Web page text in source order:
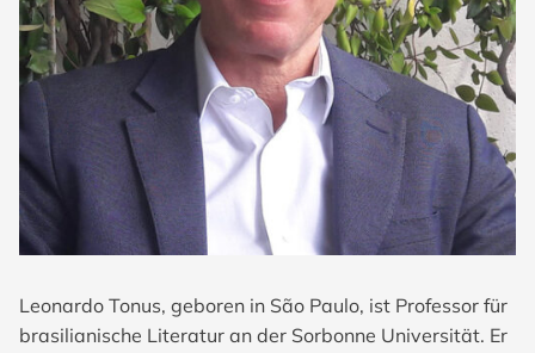
Leonardo Tonus, geboren in São Paulo, ist Professor für
brasilianische Literatur an der Sorbonne Universität. Er